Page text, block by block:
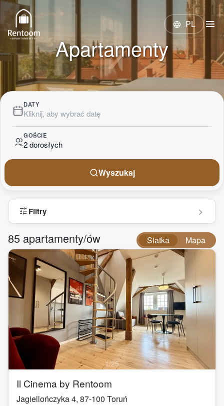
language PL menu
Apartamenty
DATY
Kliknij, aby wybrać datę
GOŚCIE
2 dorosłych
Wyszukaj
tuneFiltry
85 apartamenty/ów Siatka Mapa
1/25
Il Cinema by Rentoom
Jagiellończyka 4, 87-100 Toruń